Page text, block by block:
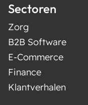
Sectoren
Zorg
B2B Software
E-Commerce
Finance
Klantverhalen